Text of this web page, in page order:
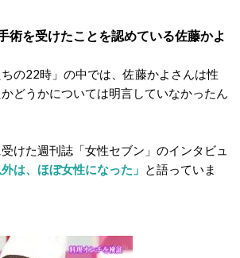
術を受けたことを認めている佐藤かよ
の22時」の中では、佐藤かよさんは性
どうかについては明言していなかったん
けた週刊誌「女性セブン」のインタビュ
外は、ほぼ女性になった」 と語っていま